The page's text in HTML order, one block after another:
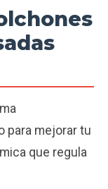
para mejorar tu
que regula